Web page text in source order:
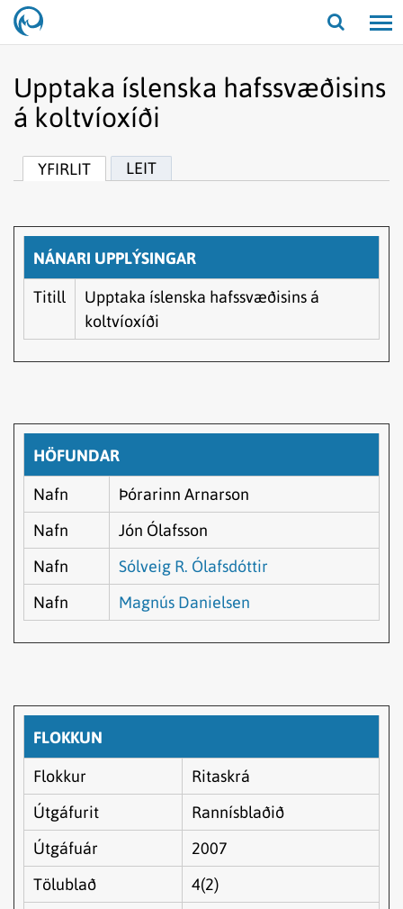
Opna/
Upptaka íslenska hafssvæðisins
á koltvíoxíði
YFIRLIT LEIT
NÁNARI UPPLÝSINGAR
Titill
Upptaka íslenska hafssvæðisins á
koltvíoxíði
HÖFUNDAR
Nafn
Þórarinn Arnarson
Nafn
Jón Ólafsson
Nafn
Sólveig R. Ólafsdóttir
Nafn
Magnús Danielsen
FLOKKUN
Flokkur
Ritaskrá
Útgáfurit
Rannísblaðið
Útgáfuár
2007
Tölublað
4(2)